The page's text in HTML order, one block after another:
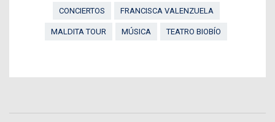
CONCIERTOS
FRANCISCA VALENZUELA
MALDITA TOUR MÚSICA TEATRO BIOBÍO